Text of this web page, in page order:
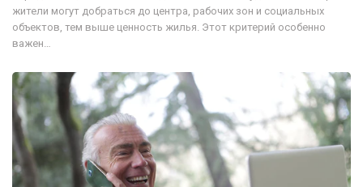
жители могут добраться до центра, рабочих зон и социальных
объектов, тем выше ценность жилья. Этот критерий особенно
важен…